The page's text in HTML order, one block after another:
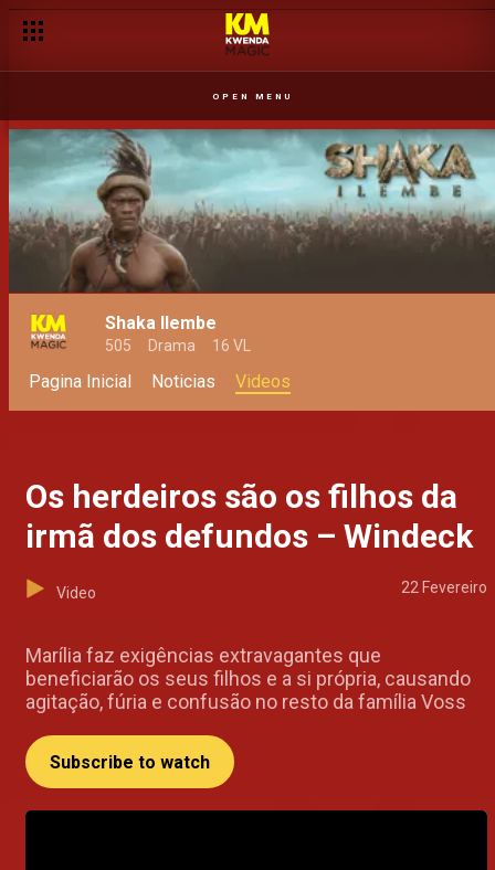
OPEN MENU
Shaka Ilembe
505 Drama 16 VL
Pagina Inicial Noticias Videos
Os herdeiros são os filhos da
irmã dos defundos – Windeck
Video 22 Fevereiro
Marília faz exigências extravagantes que
beneficiarão os seus filhos e a si própria, causando
agitação, fúria e confusão no resto da família Voss
Subscribe to watch